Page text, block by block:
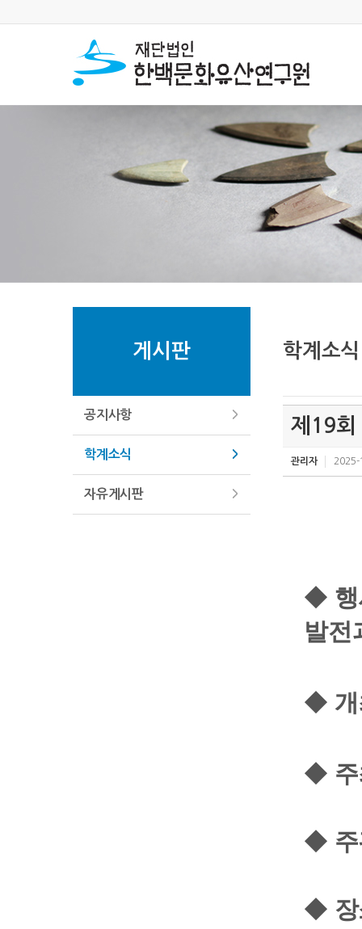
게시판
공지사항
학계소식
자유게시판
학계소식
제19회
관리자 2025-
◆
발
◆
◆
◆
◆